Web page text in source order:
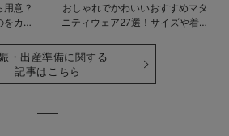
意？
をカテ
おしゃれでかわいいおすすめマタ
ニティウェア27選！サイズや着る
・出産準備に関する
記事はこちら